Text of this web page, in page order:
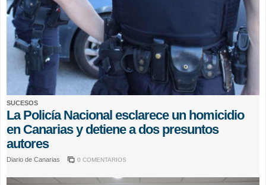
SUCESOS
La Policía Nacional esclarece un homicidio
en Canarias y detiene a dos presuntos
autores
Diario de Canarias 0 COMENTARIOS